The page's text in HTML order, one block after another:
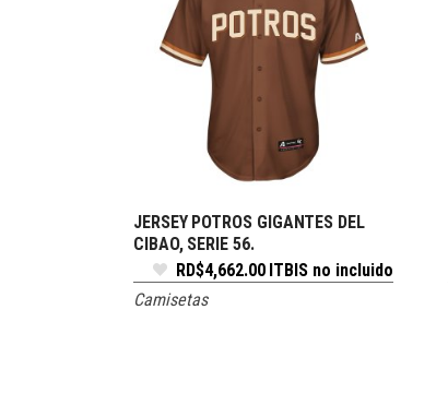
SELECCIONAR OPCIONES
JERSEY POTROS GIGANTES DEL
CIBAO, SERIE 56.
RD$4,662.00 ITBIS no incluido
Camisetas